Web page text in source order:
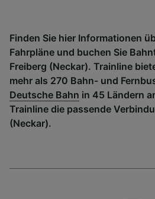
Finden Sie hier Informationen
Fahrpläne und buchen Sie
Freiberg (Neckar). Trainline
mehr als 270 Bahn- und
Deutsche Bahn in 45 Ländern
Trainline die passende
(Neckar).